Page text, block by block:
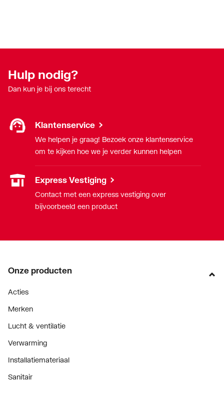
Hulp nodig?
Dan kun je bij ons terecht
Klantenservice
We helpen je graag! Bezoek onze klantenservice
om te kijken hoe we je verder kunnen helpen
Express Vestiging
Contact met een express vestiging over
bijvoorbeeld een product
Onze producten
Acties
Merken
Lucht & ventilatie
Verwarming
Installatiemateriaal
Sanitair